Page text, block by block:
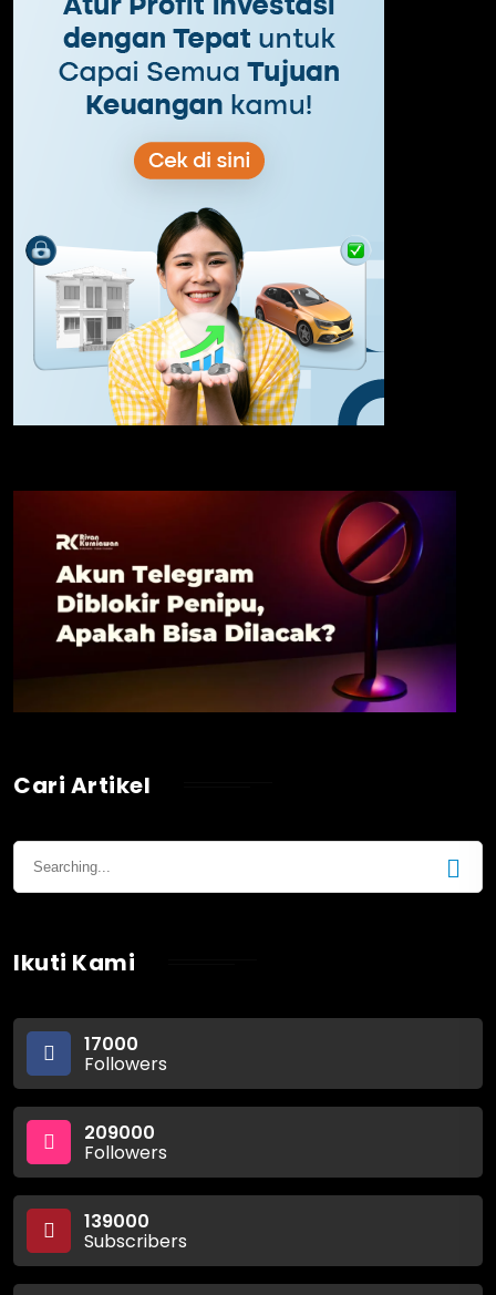
Cari Artikel
Ikuti Kami
17000
Followers
209000
Followers
139000
Subscribers